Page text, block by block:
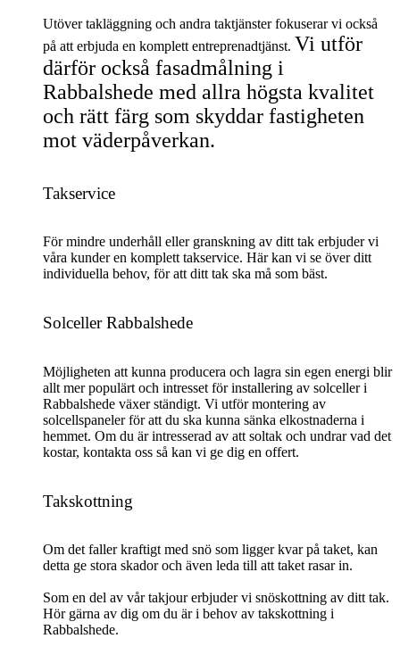
Utöver takläggning och andra taktjänster fokuserar vi också
på att erbjuda en komplett entreprenadtjänst. Vi utför
därför också fasadmålning i
Rabbalshede med allra högsta kvalitet
och rätt färg som skyddar fastigheten
mot väderpåverkan.
Takservice
För mindre underhåll eller granskning av ditt tak erbjuder vi
våra kunder en komplett takservice. Här kan vi se över ditt
individuella behov, för att ditt tak ska må som bäst.
Solceller Rabbalshede
Möjligheten att kunna producera och lagra sin egen energi blir
allt mer populärt och intresset för installering av solceller i
Rabbalshede växer ständigt. Vi utför montering av
solcellspaneler för att du ska kunna sänka elkostnaderna i
hemmet. Om du är intresserad av att soltak och undrar vad det
kostar, kontakta oss så kan vi ge dig en offert.
Takskottning
Om det faller kraftigt med snö som ligger kvar på taket, kan
detta ge stora skador och även leda till att taket rasar in.
Som en del av vår takjour erbjuder vi snöskottning av ditt tak.
Hör gärna av dig om du är i behov av takskottning i
Rabbalshede.